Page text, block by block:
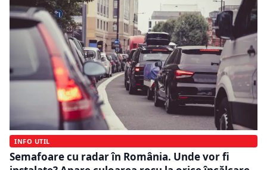
INFO UTIL
Semafoare cu radar în România. Unde vor fi